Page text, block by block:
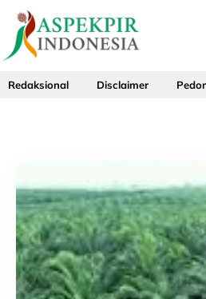
Skip
content
Redaksional Disclaimer